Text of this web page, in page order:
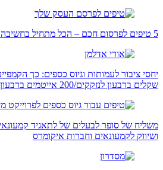
5 טיפים לפרסום חכם – הכל מתחיל בחשיבה!
יחסי ציבור לעמותות וגיוס כספים: כך
שקלים ברבעון לנזקקים/200 אייטמים ברבעון
משליח של סופר לבעלים של לתאגיד
ושיווק לקמעונאים וחברות איקומרס